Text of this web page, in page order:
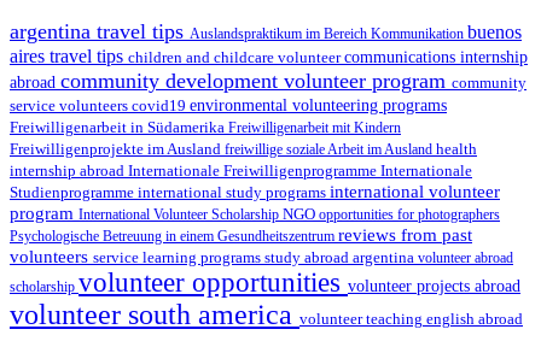
argentina travel tips Auslandspraktikum im Bereich Kommunikation buenos
aires travel tips children and childcare volunteercommunications internship
abroad community development volunteer program community
service volunteers covid19 environmental volunteering programs
Freiwilligenarbeit in Südamerika Freiwilligenarbeit mit Kindern
Freiwilligenprojekte im Ausland freiwillige soziale Arbeit im Ausland health
internship abroad Internationale Freiwilligenprogramme Internationale
Studienprogramme international study programs international volunteer
program International Volunteer Scholarship NGO opportunities for photographers
Psychologische Betreuung in einem Gesundheitszentrum reviews from past
volunteers service learning programs study abroad argentina volunteer abroad
scholarship volunteer opportunities volunteer projects abroad
volunteer south america volunteer teaching english abroad